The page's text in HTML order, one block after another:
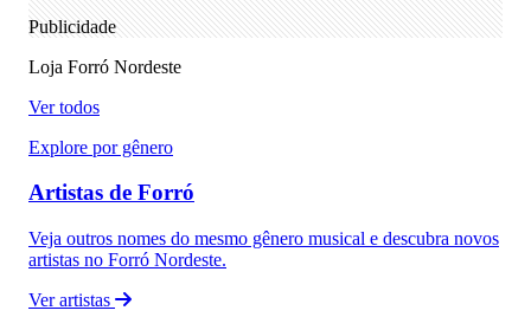
Publicidade
Loja Forró Nordeste
Ver todos
Explore por gênero
Artistas de Forró
Veja outros nomes do mesmo gênero musical e descubra novos
artistas no Forró Nordeste.
Ver artistas